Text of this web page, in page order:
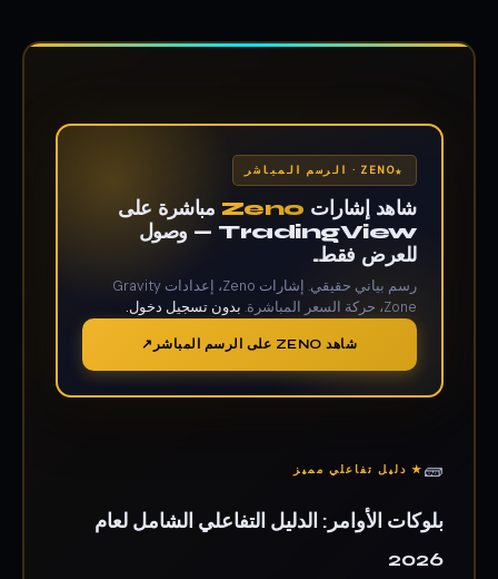
ZENO · الرسم المباشر
شاهد إشارات Zeno مباشرة على
TradingView — وصول
للعرض فقط.
رسم بياني حقيقي. إشارات Zeno، إعدادات Gravity
Zone، حركة السعر المباشرة.
بدون تسجيل دخول.
شاهد ZENO على الرسم المباشر
🧱 ★ دليل تفاعلي مميز
بلوكات الأوامر: الدليل التفاعلي الشامل لعام
2026